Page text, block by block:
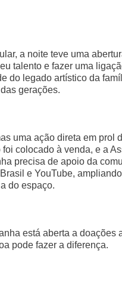
a noite teve uma
talento e fazer uma
do legado artístico da
gerações.
uma ação direta em prol
colocado à venda, e a
precisa de apoio da
e YouTube,
do espaço.
está aberta a doações
pode fazer a diferença.